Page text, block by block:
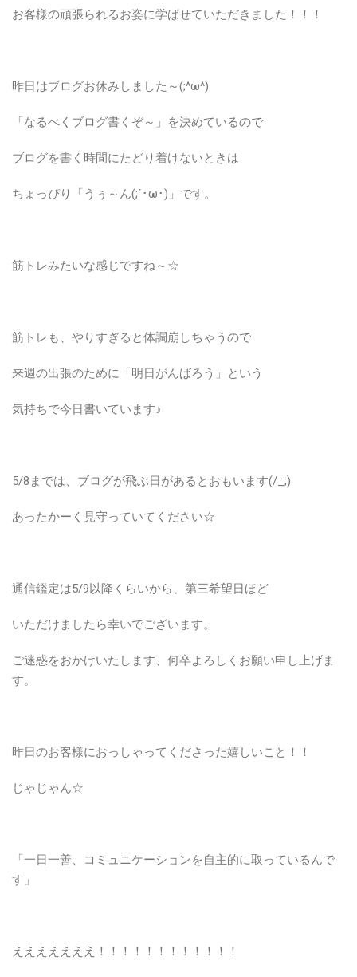
お客様の頑張られるお姿に学ばせていただきました！！！
昨日はブログお休みしました～(;^ω^)
「なるべくブログ書くぞ～」を決めているので
ブログを書く時間にたどり着けないときは
ちょっぴり「うぅ～ん(;´･ω･)」です。
筋トレみたいな感じですね～☆
筋トレも、やりすぎると体調崩しちゃうので
来週の出張のために「明日がんばろう」という
気持ちで今日書いています♪
5/8までは、ブログが飛ぶ日があるとおもいます(/_;)
あったかーく見守っていてください☆
通信鑑定は5/9以降くらいから、第三希望日ほど
いただけましたら幸いでございます。
ご迷惑をおかけいたします、何卒よろしくお願い申し上げま
す。
昨日のお客様におっしゃってくださった嬉しいこと！！
じゃじゃん☆
「一日一善、コミュニケーションを自主的に取っているんで
す」
えええええええ！！！！！！！！！！！！